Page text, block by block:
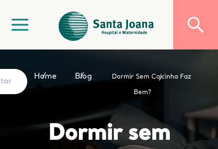
Home Blog Dormir Sem Calcinha Faz
Bem?
Dormir sem